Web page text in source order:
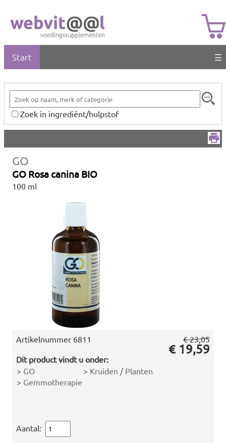
Start ☰
Zoek in ingrediënt/hulpstof
GO
GO Rosa canina BIO
100 ml
Artikelnummer 6811
Dit product vindt u onder:
> GO > Kruiden / Planten
> Gemmotherapie
€ 23,05
€ 19,59
Aantal: